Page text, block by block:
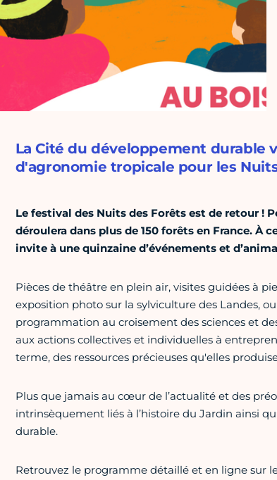
La Cité du développement durable
d'agronomie tropicale pour les
Le festival des Nuits des Forêts est de retour !
déroulera dans plus de 150 forêts en France. À
invite à une quinzaine d’événements et
Pièces de théâtre en plein air, visites guidées à
exposition photo sur la sylviculture des Landes,
programmation au croisement des sciences et
aux actions collectives et individuelles à
terme, des ressources précieuses qu'elles
Plus que jamais au cœur de l’actualité et des
intrinsèquement liés à l’histoire du Jardin ainsi
durable.
Retrouvez le programme détaillé et en ligne sur